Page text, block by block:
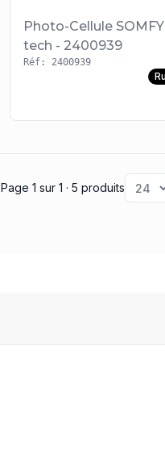
Photo-Cellule
tech - 2400939
Réf: 2400939
Page 1 sur 1 · 5 produits